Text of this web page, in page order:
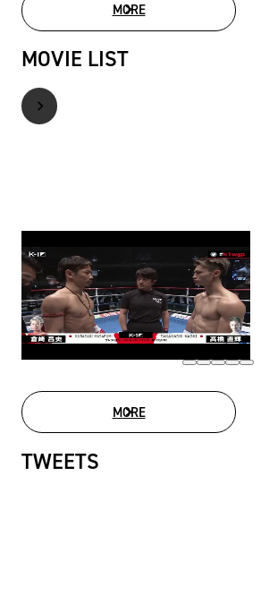
MOREPHOTO GALLERY
MOVIE LIST
MOREMOVIE LIST
TWEETS